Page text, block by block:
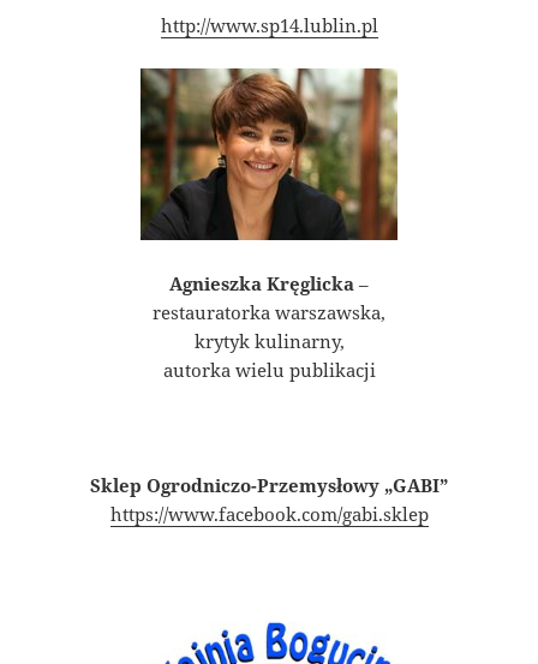
http://www.sp14.lublin.pl
Agnieszka Kręglicka –
restauratorka warszawska,
krytyk kulinarny,
autorka wielu publikacji
Sklep Ogrodniczo-Przemysłowy „GABI”
https://www.facebook.com/gabi.sklep